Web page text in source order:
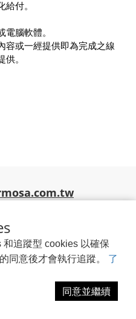
追蹤型 cookies 以確保
同意後才會執行追蹤。 了
同意並繼續
給付。
電腦軟體。
容或一經提供即為完成之線
供。